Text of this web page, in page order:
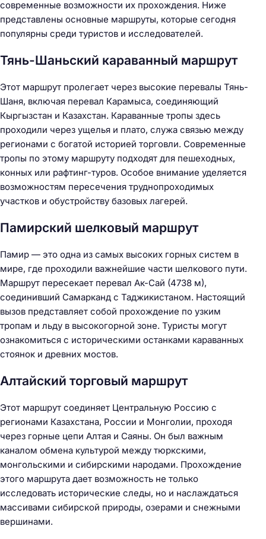
современные возможности их прохождения. Ниже
представлены основные маршруты, которые сегодня
популярны среди туристов и исследователей.
Тянь-Шаньский караванный маршрут
Этот маршрут пролегает через высокие перевалы Тянь-
Шаня, включая перевал Карамыса, соединяющий
Кыргызстан и Казахстан. Караванные тропы здесь
проходили через ущелья и плато, служа связью между
регионами с богатой историей торговли. Современные
тропы по этому маршруту подходят для пешеходных,
конных или рафтинг-туров. Особое внимание уделяется
возможностям пересечения труднопроходимых
участков и обустройству базовых лагерей.
Памирский шелковый маршрут
Памир — это одна из самых высоких горных систем в
мире, где проходили важнейшие части шелкового пути.
Маршрут пересекает перевал Ак-Сай (4738 м),
соединивший Самарканд с Таджикистаном. Настоящий
вызов представляет собой прохождение по узким
тропам и льду в высокогорной зоне. Туристы могут
ознакомиться с историческими останками караванных
стоянок и древних мостов.
Алтайский торговый маршрут
Этот маршрут соединяет Центральную Россию с
регионами Казахстана, России и Монголии, проходя
через горные цепи Алтая и Саяны. Он был важным
каналом обмена культурой между тюркскими,
монгольскими и сибирскими народами. Прохождение
этого маршрута дает возможность не только
исследовать исторические следы, но и наслаждаться
массивами сибирской природы, озерами и снежными
вершинами.